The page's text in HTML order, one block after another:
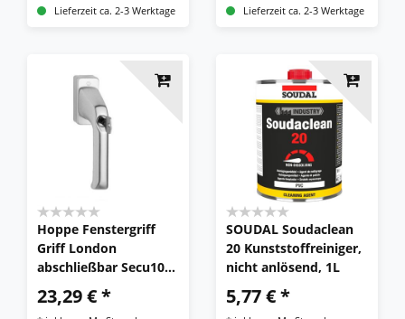
Lieferzeit ca. 2-3 Werktage Lieferzeit ca. 2-3 Werktage
Hoppe Fenstergriff
Griff London
abschließbar Secu100
32 mm Alu 013S/U34
100NM
23,29 € *
SOUDAL Soudaclean
20 Kunststoffreiniger,
nicht anlösend, 1L
5,77 € *